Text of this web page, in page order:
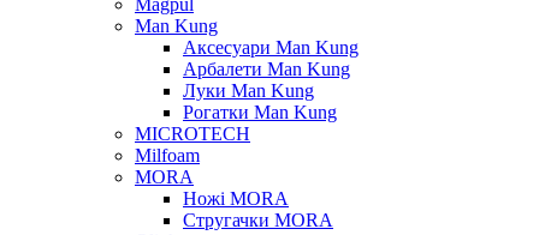
Man Kung
Аксесуари Man Kung
Арбалети Man Kung
Луки Man Kung
Рогатки Man Kung
MICROTECH
Milfoam
MORA
Ножі MORA
Стругачки MORA